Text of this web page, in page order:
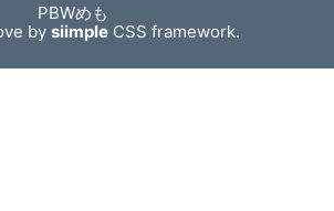
PBWめも
bysiimple CSS framework.